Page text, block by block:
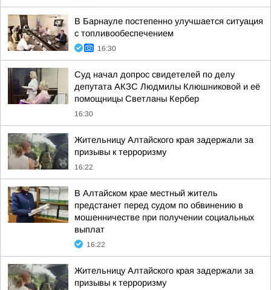
В Барнауле постепенно улучшается ситуация
с топливообеспечением
16:30
Суд начал допрос свидетелей по делу
депутата АКЗС Людмилы Клюшниковой и её
помощницы Светланы Кербер
16:30
Жительницу Алтайского края задержали за
призывы к терроризму
16:22
В Алтайском крае местный житель
предстанет перед судом по обвинению в
мошенничестве при получении социальных
выплат
16:22
Жительницу Алтайского края задержали за
призывы к терроризму